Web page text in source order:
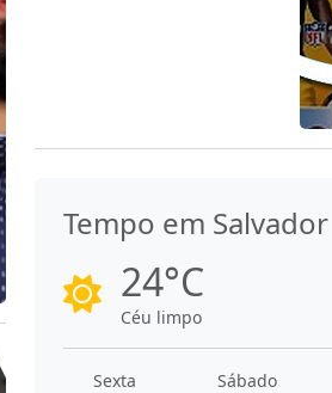
Tempo em Salvador
24°C
Céu limpo
Sexta Sábado